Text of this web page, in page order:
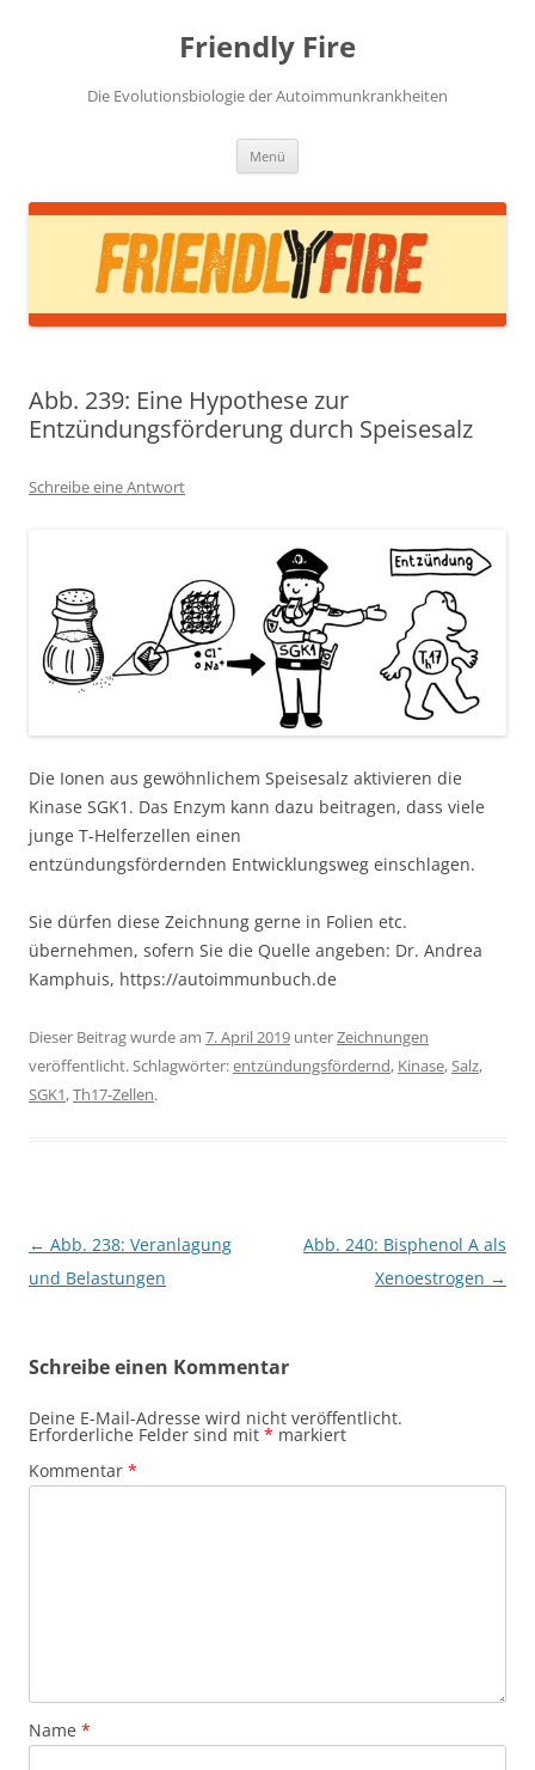
Friendly Fire
Die Evolutionsbiologie der Autoimmunkrankheiten
Menü
Abb. 239: Eine Hypothese zur
Entzündungsförderung durch Speisesalz
Schreibe eine Antwort
Die Ionen aus gewöhnlichem Speisesalz aktivieren die
Kinase SGK1. Das Enzym kann dazu beitragen, dass viele
junge T-Helferzellen einen
entzündungsfördernden Entwicklungsweg einschlagen.
Sie dürfen diese Zeichnung gerne in Folien etc.
übernehmen, sofern Sie die Quelle angeben: Dr. Andrea
Kamphuis, https://autoimmunbuch.de
Dieser Beitrag wurde am 7. April 2019 unterZeichnungen
veröffentlicht. Schlagwörter:entzündungsfördernd, Kinase,Salz,
SGK1,Th17-Zellen.
Beitragsnavigation
← Abb. 238: Veranlagung
und Belastungen
Abb. 240: Bisphenol A als
Xenoestrogen →
Schreibe einen Kommentar
Deine E-Mail-Adresse wird nicht veröffentlicht.
Erforderliche Felder sind mit * markiert
Kommentar *
Name *